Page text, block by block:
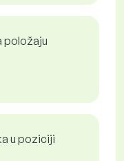
položaju
u poziciji